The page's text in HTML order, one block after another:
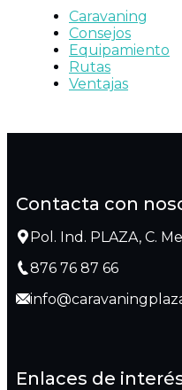
Caravaning
Consejos
Equipamiento
Rutas
Ventajas
Contacta con
Pol. Ind. PLAZA, C.
876 76 87 66
Enlaces de